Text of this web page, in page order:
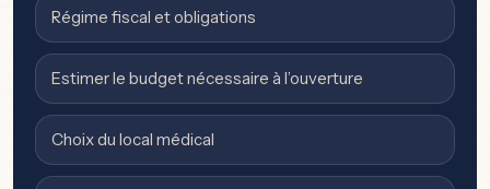
Régime fiscal et obligations
Estimer le budget nécessaire à l’ouverture
Choix du local médical